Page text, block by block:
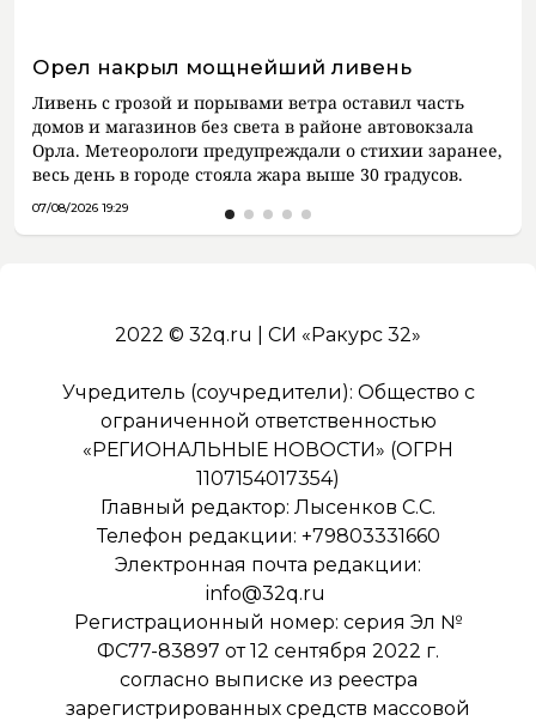
Орел накрыл мощнейший ливень
Ливень с грозой и порывами ветра оставил часть
домов и магазинов без света в районе автовокзала
Орла. Метеорологи предупреждали о стихии заранее,
весь день в городе стояла жара выше 30 градусов.
07/08/2026 19:29
2022 © 32q.ru | СИ «Ракурс 32»
Учредитель (соучредители): Общество с
ограниченной ответственностью
«РЕГИОНАЛЬНЫЕ НОВОСТИ» (ОГРН
1107154017354)
Главный редактор: Лысенков С.С.
Телефон редакции: +79803331660
Электронная почта редакции:
info@32q.ru
Регистрационный номер: серия Эл №
ФС77-83897 от 12 сентября 2022 г.
согласно выписке из реестра
зарегистрированных средств массовой